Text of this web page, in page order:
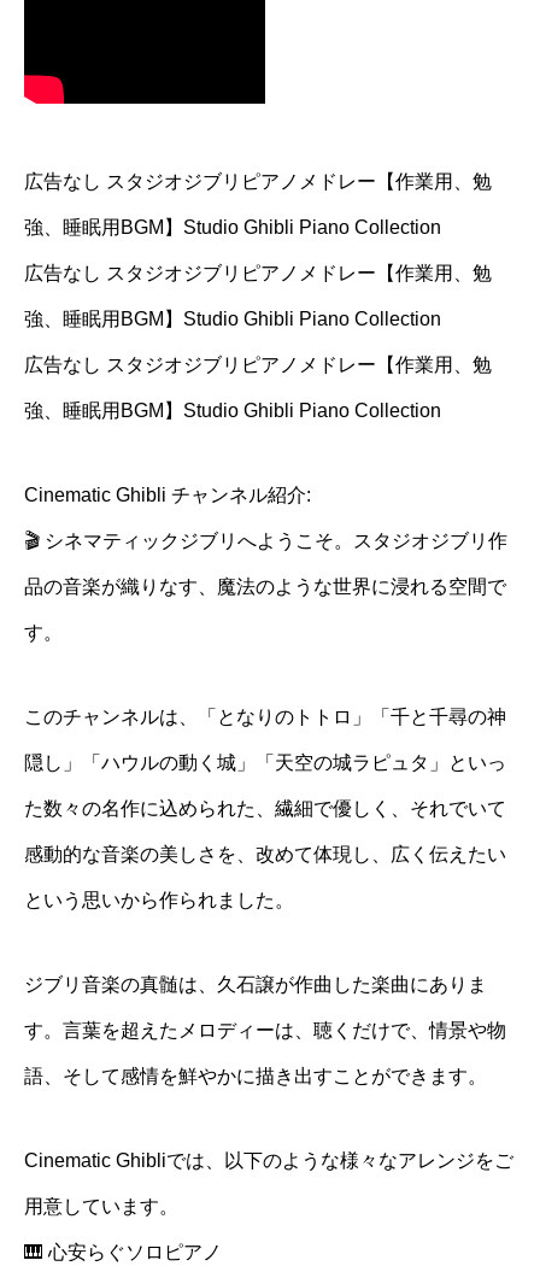
広告なし スタジオジブリピアノメドレー【作業用、勉
強、睡眠用BGM】Studio Ghibli Piano Collection
広告なし スタジオジブリピアノメドレー【作業用、勉
強、睡眠用BGM】Studio Ghibli Piano Collection
広告なし スタジオジブリピアノメドレー【作業用、勉
強、睡眠用BGM】Studio Ghibli Piano Collection
Cinematic Ghibli チャンネル紹介:
🎬 シネマティックジブリへようこそ。スタジオジブリ作
品の音楽が織りなす、魔法のような世界に浸れる空間で
す。
このチャンネルは、「となりのトトロ」「千と千尋の神
隠し」「ハウルの動く城」「天空の城ラピュタ」といっ
た数々の名作に込められた、繊細で優しく、それでいて
感動的な音楽の美しさを、改めて体現し、広く伝えたい
という思いから作られました。
ジブリ音楽の真髄は、久石譲が作曲した楽曲にありま
す。言葉を超えたメロディーは、聴くだけで、情景や物
語、そして感情を鮮やかに描き出すことができます。
Cinematic Ghibliでは、以下のような様々なアレンジをご
用意しています。
🎹 心安らぐソロピアノ